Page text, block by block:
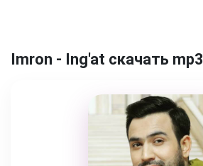
Imron - Ing'at скачать mp3